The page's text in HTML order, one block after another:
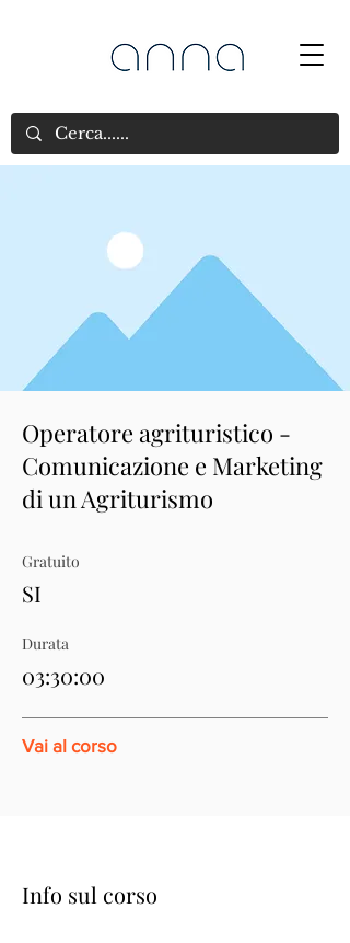
Operatore agrituristico -
Comunicazione e Marketing
di un Agriturismo
Gratuito
SI
Durata
03:30:00
Vai al corso
Info sul corso